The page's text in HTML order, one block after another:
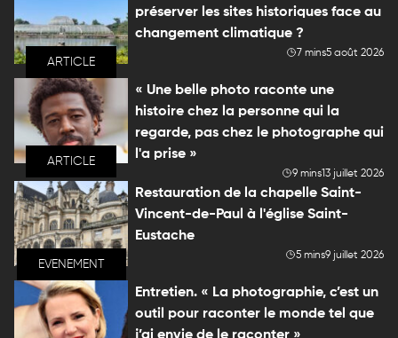
ARTICLE
préserver les sites historiques face au
changement climatique ?
7 mins5 août 2026
ARTICLE
« Une belle photo raconte une
histoire chez la personne qui la
regarde, pas chez le photographe qui
l'a prise »
9 mins13 juillet 2026
EVENEMENT
Restauration de la chapelle Saint-
Vincent-de-Paul à l'église Saint-
Eustache
5 mins9 juillet 2026
Entretien. « La photographie, c’est un
outil pour raconter le monde tel que